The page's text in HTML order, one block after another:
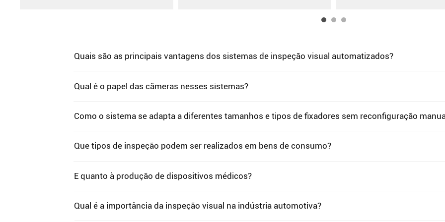
Quais são as principais vantagens dos sistemas de inspeção visual automatizados?
Qual é o papel das câmeras nesses sistemas?
Como o sistema se adapta a diferentes tamanhos e tipos de fixadores sem reconfiguração
Que tipos de inspeção podem ser realizados em bens de consumo?
E quanto à produção de dispositivos médicos?
Qual é a importância da inspeção visual na indústria automotiva?